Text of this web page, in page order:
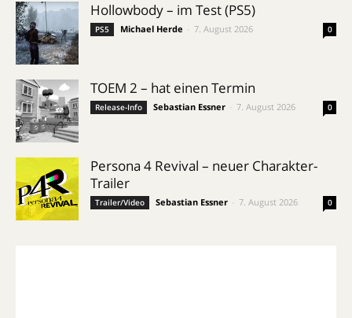
Hollowbody – im Test (PS5)
PS5 Michael Herde 7. August 2026 0
TOEM 2 – hat einen Termin
Release-Info Sebastian Essner 7. August 2026 0
Persona 4 Revival – neuer Charakter-
Trailer
Trailer/Video Sebastian Essner 7. August 2026 0